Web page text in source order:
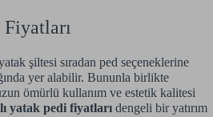
şiltesi sıradan ped seçeneklerine
yer alabilir. Bununla birlikte
ömürlü kullanım ve estetik kalitesi
yatak pedi fiyatları dengeli bir yatırım